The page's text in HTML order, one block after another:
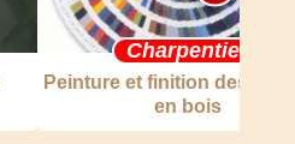
Charpentier
Peinture et finition des
en bois